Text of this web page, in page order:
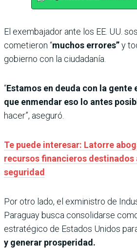
El exembajador ante los EE. UU.
cometieron “muchos errores”y
gobierno con la ciudadanía.
“Estamos en deuda con la gente
que enmendar eso lo antes
hacer”, aseguró.
Te puede interesar: Latorre
recursos financieros destinados
seguridad
Por otro lado, el exministro de
Paraguay busca consolidarse
estratégico de Estados Unidos
y generar prosperidad.